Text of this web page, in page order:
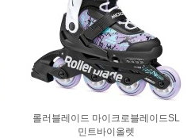
롤러블레이드 마이크로블레이드SL
민트바이올렛